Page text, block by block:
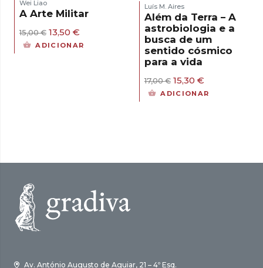
Wei Liao
A Arte Militar
15,00€ O
preço
13,50 €
preço
ADICIONAR
Luís M. Aires
Além da Terra – A
astrobiologia e a
busca de um
sentido cósmico
para a vida
17,00€ O
preço
15,30 €O
preço
ADICIONAR
Av. António Augusto de Aguiar, 21 – 4º Esq.